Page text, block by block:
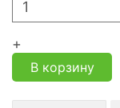
+
В корзину